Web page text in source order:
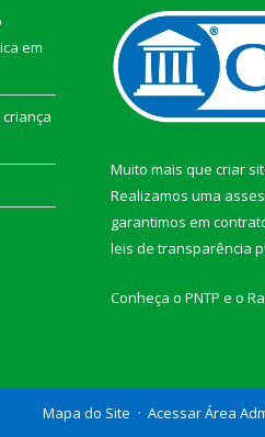
em
criança
Muito mais que criar
Realizamos uma
garantimos em
leis de transparência
Conheça o PNTP e o
Mapa do Site Acessar Área